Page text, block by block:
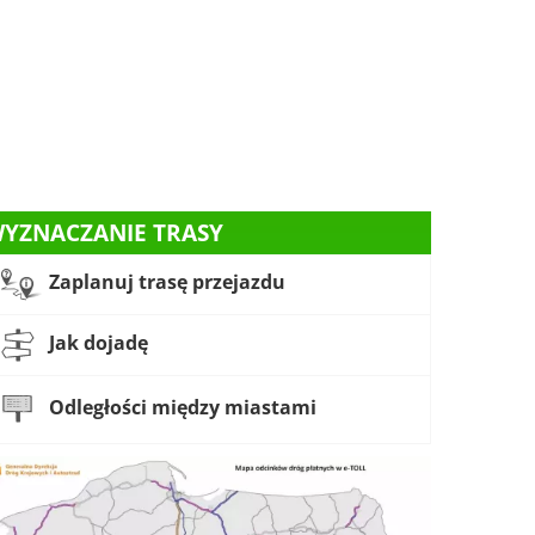
TRASY
Zaplanuj trasę przejazdu
Jak dojadę
Odległości między miastami